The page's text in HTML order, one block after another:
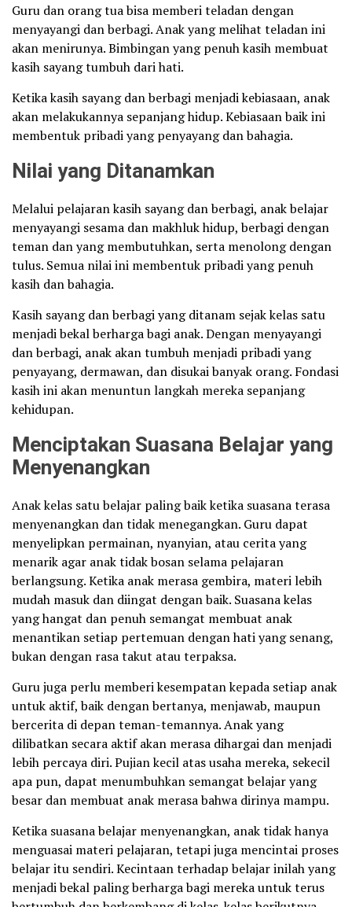
Guru dan orang tua bisa memberi teladan dengan
menyayangi dan berbagi. Anak yang melihat teladan ini
akan menirunya. Bimbingan yang penuh kasih membuat
kasih sayang tumbuh dari hati.
Ketika kasih sayang dan berbagi menjadi kebiasaan, anak
akan melakukannya sepanjang hidup. Kebiasaan baik ini
membentuk pribadi yang penyayang dan bahagia.
Nilai yang Ditanamkan
Melalui pelajaran kasih sayang dan berbagi, anak belajar
menyayangi sesama dan makhluk hidup, berbagi dengan
teman dan yang membutuhkan, serta menolong dengan
tulus. Semua nilai ini membentuk pribadi yang penuh
kasih dan bahagia.
Kasih sayang dan berbagi yang ditanam sejak kelas satu
menjadi bekal berharga bagi anak. Dengan menyayangi
dan berbagi, anak akan tumbuh menjadi pribadi yang
penyayang, dermawan, dan disukai banyak orang. Fondasi
kasih ini akan menuntun langkah mereka sepanjang
kehidupan.
Menciptakan Suasana Belajar yang
Menyenangkan
Anak kelas satu belajar paling baik ketika suasana terasa
menyenangkan dan tidak menegangkan. Guru dapat
menyelipkan permainan, nyanyian, atau cerita yang
menarik agar anak tidak bosan selama pelajaran
berlangsung. Ketika anak merasa gembira, materi lebih
mudah masuk dan diingat dengan baik. Suasana kelas
yang hangat dan penuh semangat membuat anak
menantikan setiap pertemuan dengan hati yang senang,
bukan dengan rasa takut atau terpaksa.
Guru juga perlu memberi kesempatan kepada setiap anak
untuk aktif, baik dengan bertanya, menjawab, maupun
bercerita di depan teman-temannya. Anak yang
dilibatkan secara aktif akan merasa dihargai dan menjadi
lebih percaya diri. Pujian kecil atas usaha mereka, sekecil
apa pun, dapat menumbuhkan semangat belajar yang
besar dan membuat anak merasa bahwa dirinya mampu.
Ketika suasana belajar menyenangkan, anak tidak hanya
menguasai materi pelajaran, tetapi juga mencintai proses
belajar itu sendiri. Kecintaan terhadap belajar inilah yang
menjadi bekal paling berharga bagi mereka untuk terus